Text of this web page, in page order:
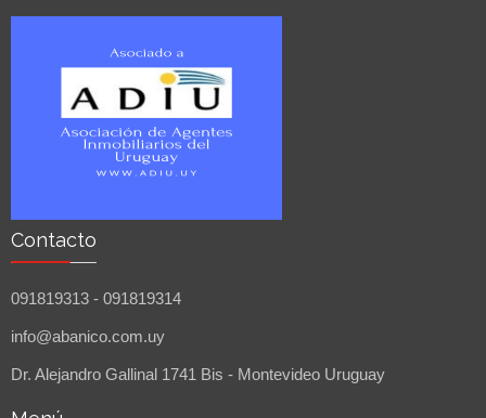
Contacto
091819313 - 091819314
info@abanico.com.uy
Dr. Alejandro Gallinal 1741 Bis - Montevideo Uruguay